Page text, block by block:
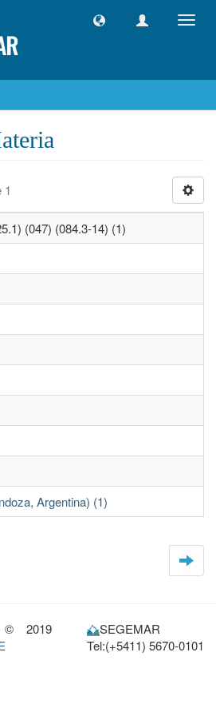
1
(047) (084.3-14) (1)
Argentina) (1)
© 2019
SEGEMAR
Tel:(+5411) 5670-0101